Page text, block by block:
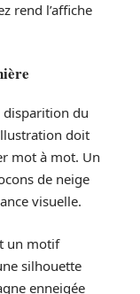
rend l’affiche
disparition du
doit
mot à mot. Un
de neige
visuelle.
un motif
silhouette
enneigée